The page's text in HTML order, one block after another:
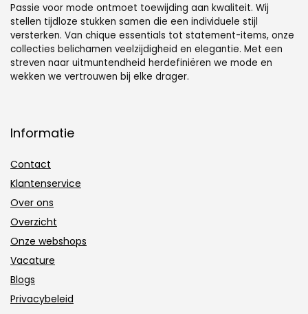
Passie voor mode ontmoet toewijding aan kwaliteit. Wij
stellen tijdloze stukken samen die een individuele stijl
versterken. Van chique essentials tot statement-items, onze
collecties belichamen veelzijdigheid en elegantie. Met een
streven naar uitmuntendheid herdefiniëren we mode en
wekken we vertrouwen bij elke drager.
Informatie
Contact
Klantenservice
Over ons
Overzicht
Onze webshops
Vacature
Blogs
Privacybeleid